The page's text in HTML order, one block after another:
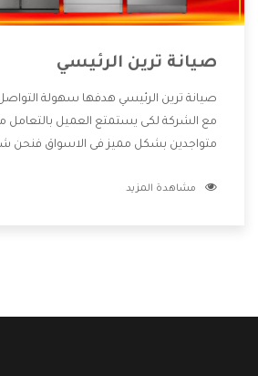
صيانة ترين الرئيسي
صيانة ترين الرئيسي هدفها سهولة
مع الشركة لكى يستمتع العميل بالتعامل
متواجدين بشكل مميز فى الاسواق فنحن
الشركة بها والتى تكون منها خدمة الصيانة
مشاهدة المزيد